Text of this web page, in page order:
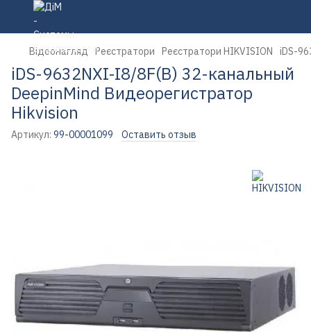
Відеонагляд Реєстратори Реєстратори HIKVISION iDS-
iDS-9632NXI-I8/8F(B) 32-канальный
DeepinMind Видеорегистратор
Hikvision
Артикул: 99-00001099 Оставить отзыв